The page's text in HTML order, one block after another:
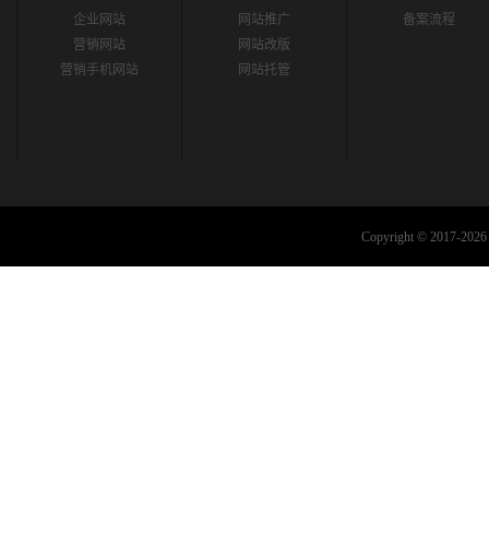
企业网站
营销网站
营销手机网站
网站推广
网站改版
网站托管
备案流程
Copyright © 2017-2026